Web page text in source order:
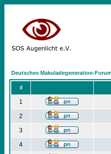
Deutsches Makuladegeneration-
#
1
2
3
4